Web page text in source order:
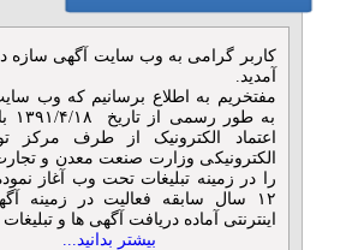
اعتباری
موسسه حفاظتی و مراقبتی
» آگهی برنزی (توان ۱)
مشاوره و بازدید رایگان
امنیتی- موسسه حفاظتی
موسسه حفاظتی و مراقبتی
تلفن: ۰۲۱۸۹۳۱۰-۰۹۱۲۱۰۸۶۴۹۰
» آگهی برنزی (توان ۱)
کاربر گرامی به وب سایت آگهی سازه
آمدید.
مفتخریم به اطلاع برسانیم که وب
اعتماد الکترونیک از طرف مرکز
الکترونیکی وزارت صنعت معدن و
را در زمینه تبلیغات تحت وب آغاز
۱۲ سال سابقه فعالیت در زمینه
اینترنتی آماده دریافت آگهی ها و
بیشتر بدانید...